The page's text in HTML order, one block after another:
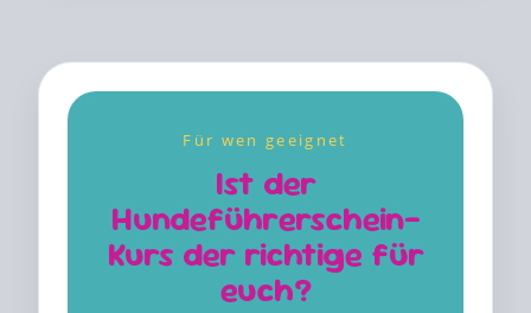
Für wen geeignet
Ist der
Hundeführerschein-
Kurs der richtige für
euch?